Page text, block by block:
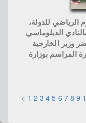
للدولة،
الدبلوماسي
9/2/2016، وقد حضر وزير الخارجية
المراسم بوزارة
1 2 3 4 5 6 7 8 9
>